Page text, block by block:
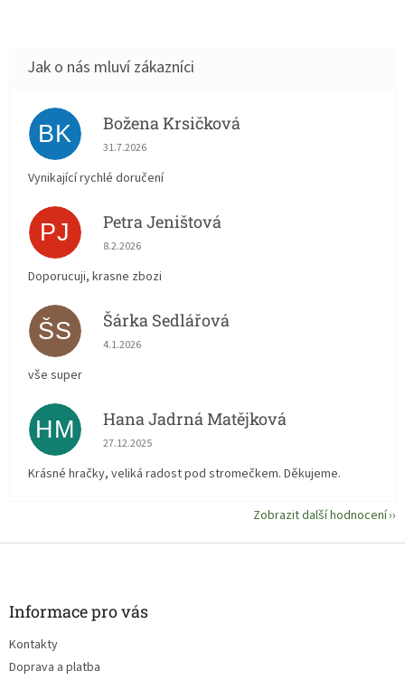
BK Božena Krsičková
Hodnocení obchodu je 5 z 5 hvězdiček.
31.7.2026
Vynikající rychlé doručení
PJ Petra Jeništová
Hodnocení obchodu je 5 z 5 hvězdiček.
8.2.2026
Doporucuji, krasne zbozi
ŠS Šárka Sedlářová
Hodnocení obchodu je 5 z 5 hvězdiček.
4.1.2026
vše super
HM Hana Jadrná Matějková
Hodnocení obchodu je 5 z 5 hvězdiček.
27.12.2025
Krásné hračky, veliká radost pod stromečkem. Děkujeme.
Zobrazit další hodnocení
Informace pro vás
Kontakty
Doprava a platba